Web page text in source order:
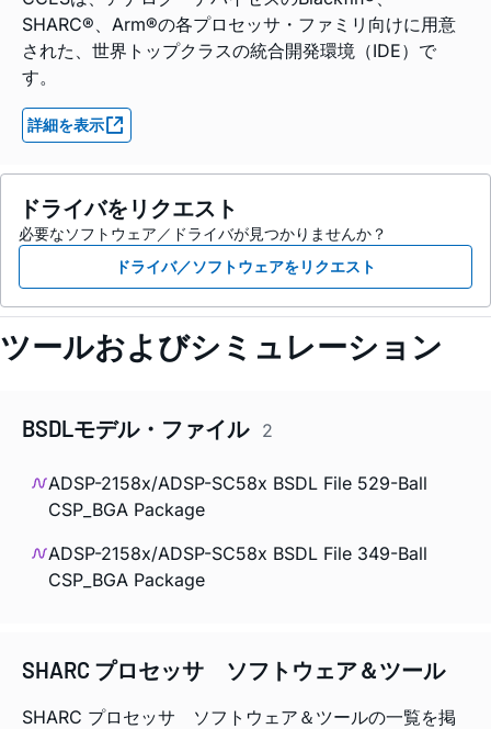
SHARC®、Arm®の各プロセッサ・ファミリ向けに用意
された、世界トップクラスの統合開発環境（IDE）で
す。
詳細を表示
ドライバをリクエスト
必要なソフトウェア／ドライバが見つかりませんか？
ドライバ／ソフトウェアをリクエスト
ツールおよびシミュレーション
BSDLモデル・ファイル 2
ADSP-2158x/ADSP-SC58x BSDL File 529-Ball
CSP_BGA Package
ADSP-2158x/ADSP-SC58x BSDL File 349-Ball
CSP_BGA Package
SHARC プロセッサ ソフトウェア＆ツール
SHARC プロセッサ ソフトウェア＆ツールの一覧を掲